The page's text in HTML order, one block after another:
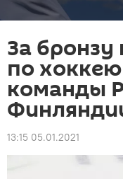
За
по
команды
13:15 05.01.2021